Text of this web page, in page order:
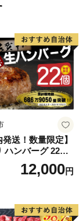
発送！数量限定】
ハンバーグ 22個
個)【佐賀牛
ランド牛 九州 ハ
12,000円